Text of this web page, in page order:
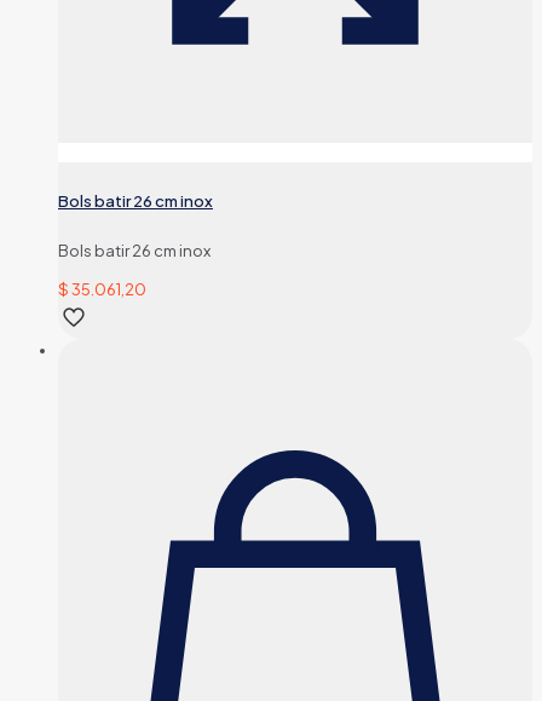
Bols batir 26 cm inox
Bols batir 26 cm inox
$35.061,20